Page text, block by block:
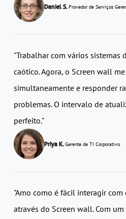
Daniel S. Provedor de Serviços
"Trabalhar com vários sistemas
caótico. Agora, o Screen wall
simultaneamente e responder
problemas. O intervalo de
perfeito."
Priya K. Gerente de TI Corporativo
"Amo como é fácil interagir
através do Screen wall. Com